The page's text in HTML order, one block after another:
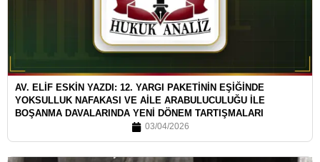
AV. ELİF ESKİN YAZDI: 12. YARGI PAKETİNİN EŞİĞİNDE
YOKSULLUK NAFAKASI VE AİLE ARABULUCULUĞU İLE
BOŞANMA DAVALARINDA YENİ DÖNEM TARTIŞMALARI
03/04/2026